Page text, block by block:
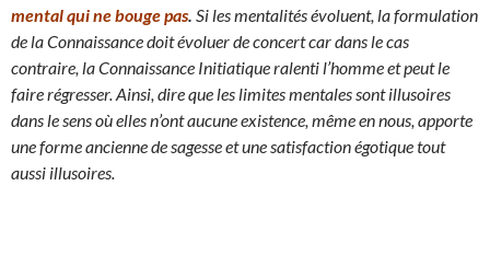
mental qui ne bouge pas. Si les mentalités évoluent, la formulation
de la Connaissance doit évoluer de concert car dans le cas
contraire, la Connaissance Initiatique ralenti l’homme et peut le
faire régresser. Ainsi, dire que les limites mentales sont illusoires
dans le sens où elles n’ont aucune existence, même en nous , apporte
une forme ancienne de sagesse et une satisfaction égotique tout
aussi illusoires.